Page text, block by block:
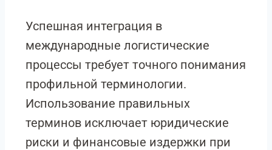
Успешная интеграция в
международные логистические
процессы требует точного понимания
профильной терминологии.
Использование правильных
терминов исключает юридические
риски и финансовые издержки при